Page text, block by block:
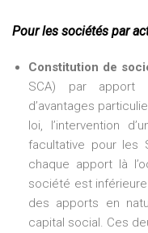
Pour les sociétés par
Constitution de
SCA) par apport
d’avantages
loi, l’intervention
facultative pour les
chaque apport là
société est
des apports en
capital social. Ces